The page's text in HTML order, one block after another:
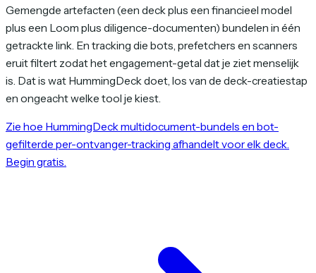
Gemengde artefacten (een deck plus een financieel model
plus een Loom plus diligence-documenten) bundelen in één
getrackte link. En tracking die bots, prefetchers en scanners
eruit filtert zodat het engagement-getal dat je ziet menselijk
is. Dat is wat HummingDeck doet, los van de deck-creatiestap
en ongeacht welke tool je kiest.
Zie hoe HummingDeck multidocument-bundels en bot-
gefilterde per-ontvanger-tracking afhandelt voor elk deck.
Begin gratis.